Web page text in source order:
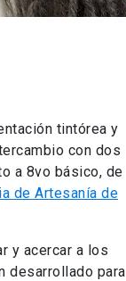
tintórea y
con dos
a 8vo básico, de
de Artesanía de
y acercar a los
desarrollado para